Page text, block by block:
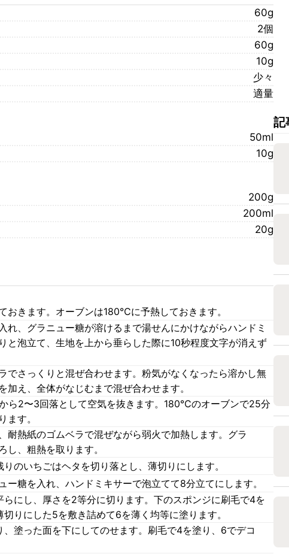
60g
2個
60g
10g
少々
適量
50ml
10g
200g
200ml
20g
おきます。オーブンは180℃に予熱しておきます。
れ、グラニュー糖が溶けるまで湯せんにかけながらハンドミ
と泡立て、生地を上から垂らした際に10秒程度文字が消えず
でさっくりと混ぜ合わせます。粉気がなくなったら溶かし無
加え、全体がなじむまで混ぜ合わせます。
ら2〜3回落として空気を抜きます。180℃のオーブンで25分
ます。
耐熱紙のゴムベラで混ぜながら弱火で加熱します。グラ
し、粗熱を取ります。
のいちごはヘタを切り落とし、薄切りにします。
ー糖を入れ、ハンドミキサーで泡立てて8分立てにします。
にし、厚さを2等分に切ります。下のスポンジに刷毛で4を
りにした5を敷き詰めて6を薄く均等に塗ります。
塗った面を下にしてのせます。刷毛で4を塗り、6でデコ
記